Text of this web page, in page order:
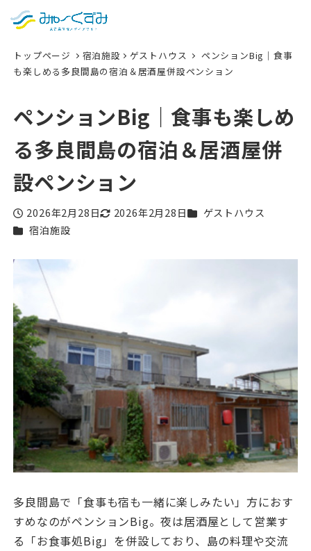
한국어
検索
トップページ 宿泊施設 ゲストハウス
ペンションBig｜食事
も楽しめる多良間島の宿泊＆居酒屋併設ペンション
ペンションBig｜食事も楽しめ
る多良間島の宿泊＆居酒屋併
設ペンション
投稿日
2026年2月28日
更新日
2026年2月28日カテゴリー
ゲストハウス
カテゴリー
宿泊施設
多良間島で「食事も宿も一緒に楽しみたい」方におす
すめなのがペンションBig。夜は居酒屋として営業す
る「お食事処Big」を併設しており、島の料理や交流